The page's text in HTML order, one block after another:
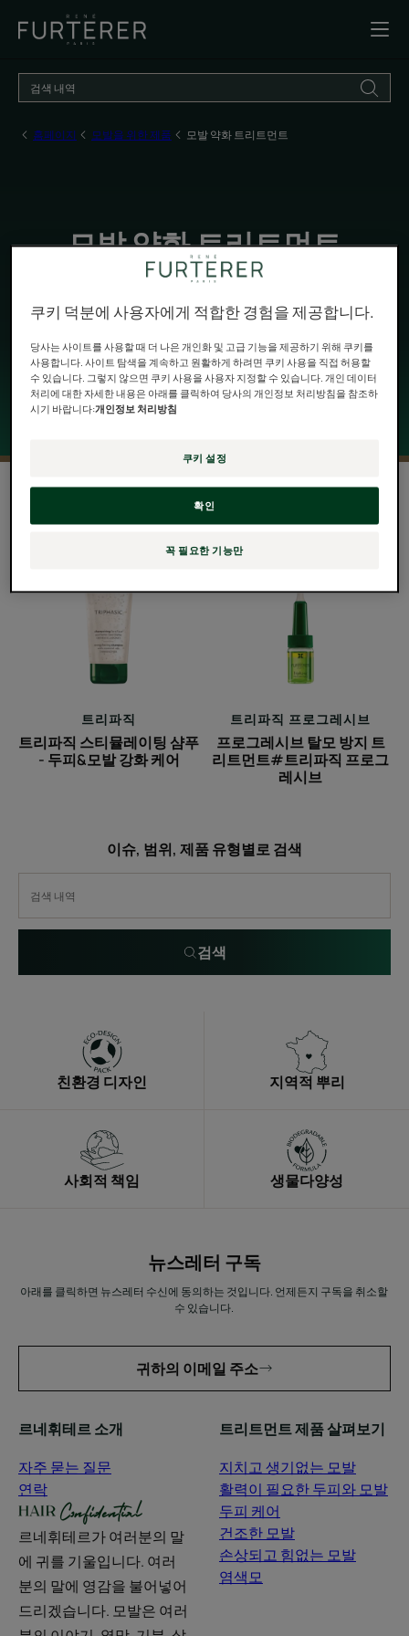
홈페이지 모발을 위한 제품 모발 약화 트리트먼트
모발 약화 트리트먼트
남성과 여성의 모발 관리는 중요한 문제입니다. 모발 강화
를 위해 특별히 고안된, 자연 유래 추출물이 함유된 전문가
할 수 있습니다.
2 결과 "모발 약화 트리트먼트"
트
직
스
티
뮬
레
팅
샴
푸
피
&
강
트리파직
트리파직 스티뮬레이팅 샴푸
- 두피&모발 강화 케어
프
레
시
브
탈
모
지
트
리
#
파
레
시
브
트리파직 프로그레시브
프로그레시브 탈모 방지 트
리트먼트#트리파직 프로그
레시브
이슈, 범위, 제품 유형별로 검색
검색
친환경 디자인 지역적 뿌리
사회적 책임 생물다양성
뉴스레터 구독
아래를 클릭하면 뉴스레터 수신에 동의하는 것입니다. 언제든지 구독을 취소할
수 있습니다.
귀하의 이메일 주소
르네휘테르 소개
자주 묻는 질문
연락
르네휘테르가 여러분의 말
에 귀를 기울입니다. 여러
분의 말에 영감을 불어넣어
드리겠습니다. 모발은 여러
트리트먼트 제품 살펴보기
지치고 생기없는 모발
활력이 필요한 두피와 모발
두피 케어
건조한 모발
손상되고 힘없는 모발
염색모
쿠키 덕분에 사용자에게 적합한 경험을 제공합니다.
당사는 사이트를 사용할 때 더 나은 개인화 및 고급 기능을 제공하기 위해 쿠키를
사용합니다. 사이트 탐색을 계속하고 원활하게 하려면 쿠키 사용을 직접 허용할
수 있습니다. 그렇지 않으면 쿠키 사용을 사용자 지정할 수 있습니다. 개인 데이터
처리에 대한 자세한 내용은 아래를 클릭하여 당사의 개인정보 처리방침을 참조하
시기 바랍니다:개인정보 처리방침
쿠키 설정
꼭 필요한 기능만
확인